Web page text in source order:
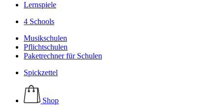
Lernspiele
4 Schools
Musikschulen
Pflichtschulen
Paketrechner für Schulen
Spickzettel
Shop